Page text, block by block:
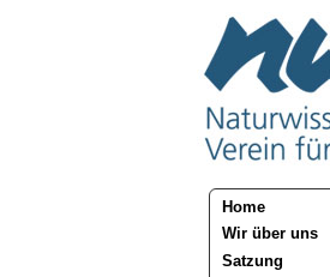
Home
Wir über uns
Satzung